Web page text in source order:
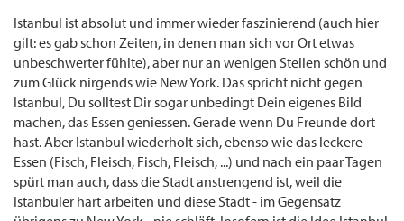
Istanbul ist absolut und immer wieder faszinierend (auch hier
gilt: es gab schon Zeiten, in denen man sich vor Ort etwas
unbeschwerter fühlte), aber nur an wenigen Stellen schön und
zum Glück nirgends wie New York. Das spricht nicht gegen
Istanbul, Du solltest Dir sogar unbedingt Dein eigenes Bild
machen, das Essen geniessen. Gerade wenn Du Freunde dort
hast. Aber Istanbul wiederholt sich, ebenso wie das leckere
Essen (Fisch, Fleisch, Fisch, Fleisch, ...) und nach ein paar Tagen
spürt man auch, dass die Stadt anstrengend ist, weil die
Istanbuler hart arbeiten und diese Stadt - im Gegensatz